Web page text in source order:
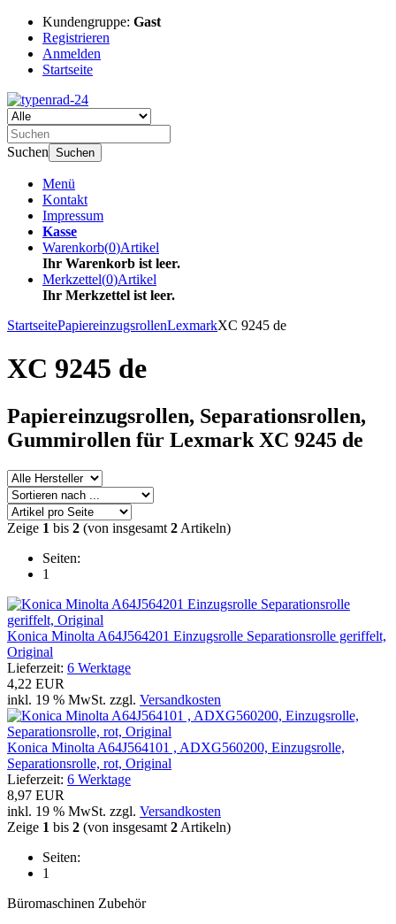
Kundengruppe: Gast
Registrieren
Anmelden
Startseite
Suchen Suchen
Menü
Kontakt
Impressum
Kasse
Warenkorb(0)Artikel
Ihr Warenkorb ist leer.
Merkzettel(0)Artikel
Ihr Merkzettel ist leer.
StartseitePapiereinzugsrollenLexmarkXC 9245 de
XC 9245 de
Papiereinzugsrollen, Separationsrollen,
Gummirollen für Lexmark XC 9245 de
Zeige 1 bis 2 (von insgesamt 2 Artikeln)
Seiten:
1
Konica Minolta A64J564201 Einzugsrolle Separationsrolle geriffelt,
Original
Lieferzeit: 6 Werktage
4,22 EUR
inkl. 19 % MwSt. zzgl. Versandkosten
Konica Minolta A64J564101 , ADXG560200, Einzugsrolle,
Separationsrolle, rot, Original
Lieferzeit: 6 Werktage
8,97 EUR
inkl. 19 % MwSt. zzgl. Versandkosten
Zeige 1 bis 2 (von insgesamt 2 Artikeln)
Seiten:
1
Büromaschinen Zubehör